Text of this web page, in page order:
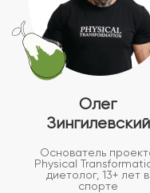
Олег
Зингилевский
Основатель
Physical
диетолог, 13+ лет в
спорте